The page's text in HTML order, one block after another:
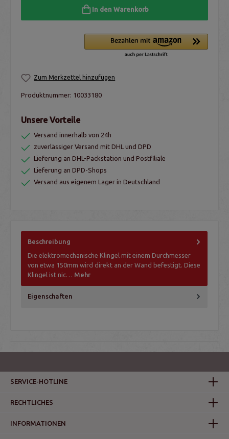
In den Warenkorb
Zum Merkzettel hinzufügen
Produktnummer: 10033180
Unsere Vorteile
Versand innerhalb von 24h
zuverlässiger Versand mit DHL und DPD
Lieferung an DHL-Packstation und Postfiliale
Lieferung an DPD-Shops
Versand aus eigenem Lager in Deutschland
Beschreibung
Die elektromechanische Klingel mit einem Durchmesser
von etwa 150mm wird direkt an der Wand befestigt. Diese
Klingel ist nic… Mehr
Eigenschaften
SERVICE-HOTLINE
RECHTLICHES
INFORMATIONEN